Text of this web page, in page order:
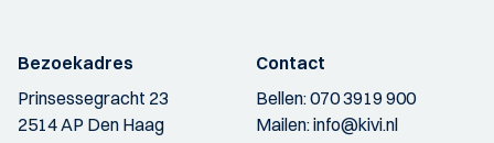
Bezoekadres
Prinsessegracht 23
2514 AP Den Haag
Contact
Bellen:070 3919 900
Mailen:info@kivi.nl